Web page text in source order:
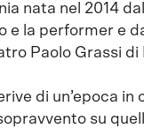
nata nel 2014
e la performer e
Paolo Grassi
di un’epoca
su